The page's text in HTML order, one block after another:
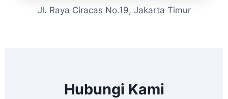
Jl. Raya Ciracas No.19, Jakarta Timur
Hubungi Kami